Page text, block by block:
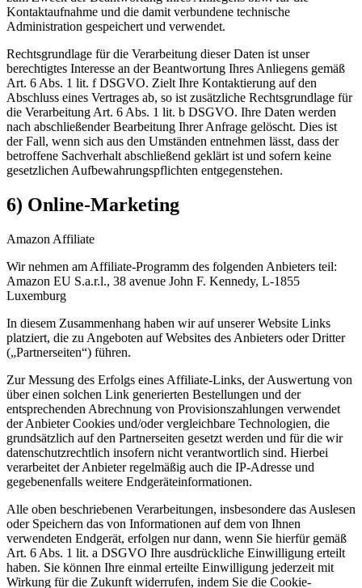
Kontaktaufnahme und die damit verbundene technische
Administration gespeichert und verwendet.
Rechtsgrundlage für die Verarbeitung dieser Daten ist unser
berechtigtes Interesse an der Beantwortung Ihres Anliegens gemäß
Art. 6 Abs. 1 lit. f DSGVO. Zielt Ihre Kontaktierung auf den
Abschluss eines Vertrages ab, so ist zusätzliche Rechtsgrundlage für
die Verarbeitung Art. 6 Abs. 1 lit. b DSGVO. Ihre Daten werden
nach abschließender Bearbeitung Ihrer Anfrage gelöscht. Dies ist
der Fall, wenn sich aus den Umständen entnehmen lässt, dass der
betroffene Sachverhalt abschließend geklärt ist und sofern keine
gesetzlichen Aufbewahrungspflichten entgegenstehen.
6) Online-Marketing
Amazon Affiliate
Wir nehmen am Affiliate-Programm des folgenden Anbieters teil:
Amazon EU S.a.r.l., 38 avenue John F. Kennedy, L-1855
Luxemburg
In diesem Zusammenhang haben wir auf unserer Website Links
platziert, die zu Angeboten auf Websites des Anbieters oder Dritter
(„Partnerseiten“) führen.
Zur Messung des Erfolgs eines Affiliate-Links, der Auswertung von
über einen solchen Link generierten Bestellungen und der
entsprechenden Abrechnung von Provisionszahlungen verwendet
der Anbieter Cookies und/oder vergleichbare Technologien, die
grundsätzlich auf den Partnerseiten gesetzt werden und für die wir
datenschutzrechtlich insofern nicht verantwortlich sind. Hierbei
verarbeitet der Anbieter regelmäßig auch die IP-Adresse und
gegebenenfalls weitere Endgeräteinformationen.
Alle oben beschriebenen Verarbeitungen, insbesondere das Auslesen
oder Speichern das von Informationen auf dem von Ihnen
verwendeten Endgerät, erfolgen nur dann, wenn Sie hierfür gemäß
Art. 6 Abs. 1 lit. a DSGVO Ihre ausdrückliche Einwilligung erteilt
haben. Sie können Ihre einmal erteilte Einwilligung jederzeit mit
Wirkung für die Zukunft widerrufen, indem Sie die Cookie-